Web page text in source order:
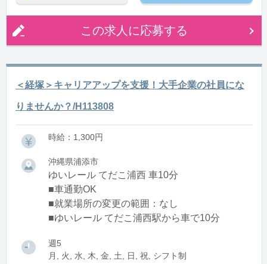
この求人に応募する
＜経塚＞キャリアアップを支援！大手企業の社員にな
りませんか？/H113808
時給：1,300円
沖縄県浦添市
ゆいレール てだこ浦西 車10分
■車通勤OK
■就業場所の変更の範囲：なし
■ゆいレール てだこ浦西駅から車で10分
週5
月, 火, 水, 木, 金, 土, 日, 祝, シフト制